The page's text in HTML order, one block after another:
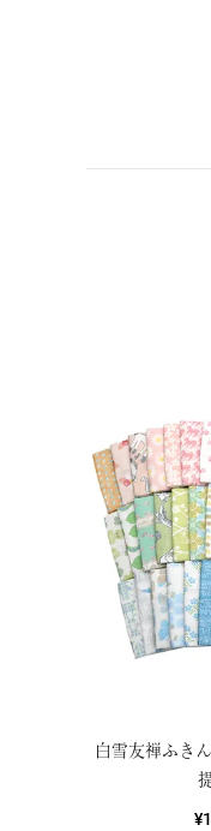
白雪友禅ふき